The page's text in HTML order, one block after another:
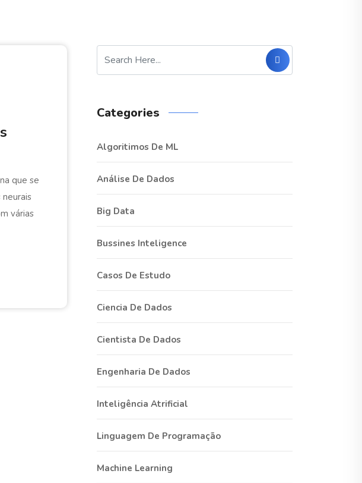
que se
várias
Categories
Algoritimos De ML
Análise De Dados
Big Data
Bussines Inteligence
Casos De Estudo
Ciencia De Dados
Cientista De Dados
Engenharia De Dados
Inteligência Atrificial
Linguagem De Programação
Machine Learning